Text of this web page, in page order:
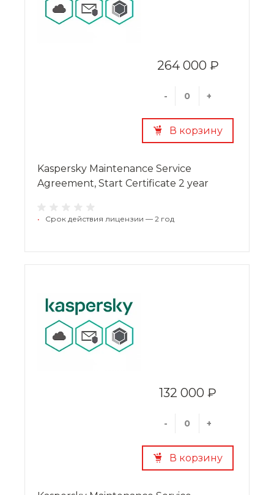
264 000 ₽
- +
В корзину
Kaspersky Maintenance Service
Agreement, Start Certificate 2 year
• Срок действия лицензии — 2 год
132 000 ₽
- +
В корзину